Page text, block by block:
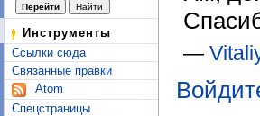
Инструменты
Ссылки сюда
Связанные правки
Atom
Спецстраницы
—